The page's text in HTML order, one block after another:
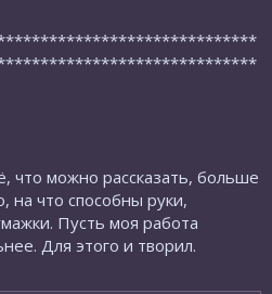
что можно рассказать, больше
на что способны руки,
Пусть моя работа
Для этого и творил.